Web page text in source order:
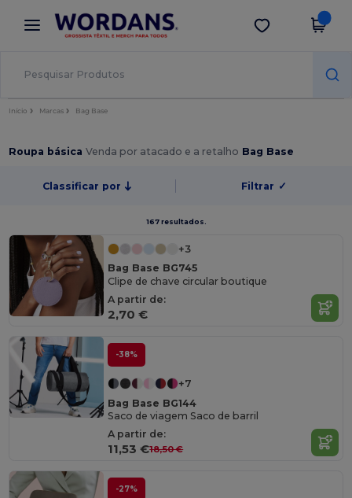
× App Wordans
Melhores preços na app!
Obter app
Início Marcas Bag Base
Roupa básicaVenda por atacado e a retalho Bag Base
Classificar por Filtrar ✓
167 resultados.
+3
Bag Base BG745
Clipe de chave circular boutique
A partir de:
2,70 €
-38%
+7
Bag Base BG144
Saco de viagem Saco de barril
A partir de:
11,53 €18,50 €
-27%